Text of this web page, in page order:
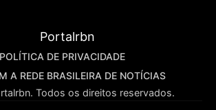
POLÍTICA DE PRIVACIDADE
A REDE BRASILEIRA DE NOTÍCIAS
Todos os direitos reservados.